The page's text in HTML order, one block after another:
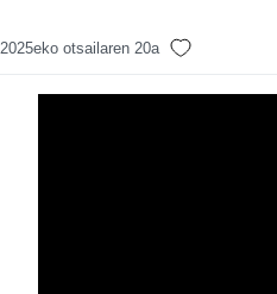
2025eko otsailaren 20a